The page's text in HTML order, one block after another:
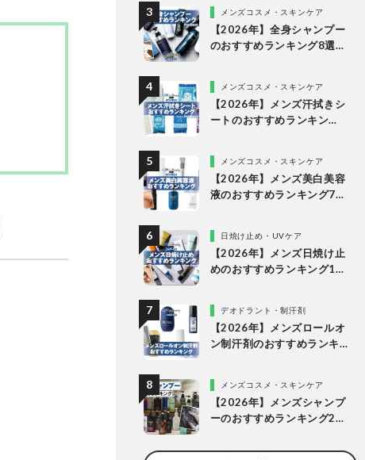
メンズコスメ・スキンケア
【2026年】全身シャンプー
のおすすめランキング8選。
メンズコスメ・スキンケア
【2026年】メンズ汗拭きシ
ートのおすすめランキン
メンズコスメ・スキンケア
【2026年】メンズ美白美容
液のおすすめランキング7
日焼け止め・UVケア
【2026年】メンズ日焼け止
めのおすすめランキング11
デオドラント・制汗剤
【2026年】メンズロールオ
ン制汗剤のおすすめランキ
メンズコスメ・スキンケア
【2026年】メンズシャンプ
ーのおすすめランキング21
テスト【いい匂い・洗浄